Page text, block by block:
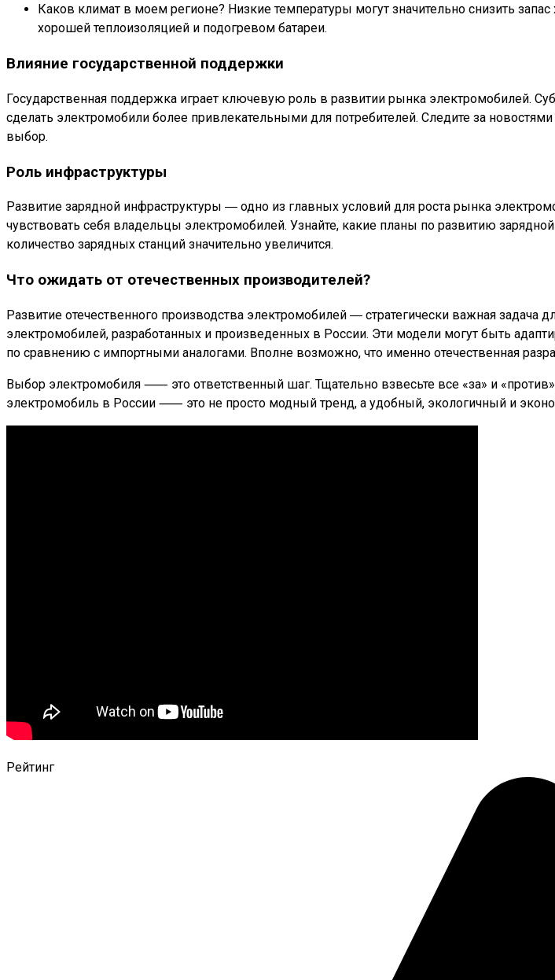
Каков климат в моем регионе? Низкие температуры могут значительно снизить
хорошей теплоизоляцией и подогревом батареи.
Влияние государственной поддержки
Государственная поддержка играет ключевую роль в развитии рынка электромобилей.
сделать электромобили более привлекательными для потребителей. Следите за
выбор.
Роль инфраструктуры
Развитие зарядной инфраструктуры ― одно из главных условий для роста рынка
чувствовать себя владельцы электромобилей. Узнайте, какие планы по развитию
количество зарядных станций значительно увеличится.
Что ожидать от отечественных производителей?
Развитие отечественного производства электромобилей ― стратегически важная
электромобилей, разработанных и произведенных в России. Эти модели могут быть
по сравнению с импортными аналогами. Вполне возможно, что именно отечественная
Выбор электромобиля ⸺ это ответственный шаг. Тщательно взвесьте все «за» и
электромобиль в России ⸺ это не просто модный тренд, а удобный, экологичный и
Рейтинг